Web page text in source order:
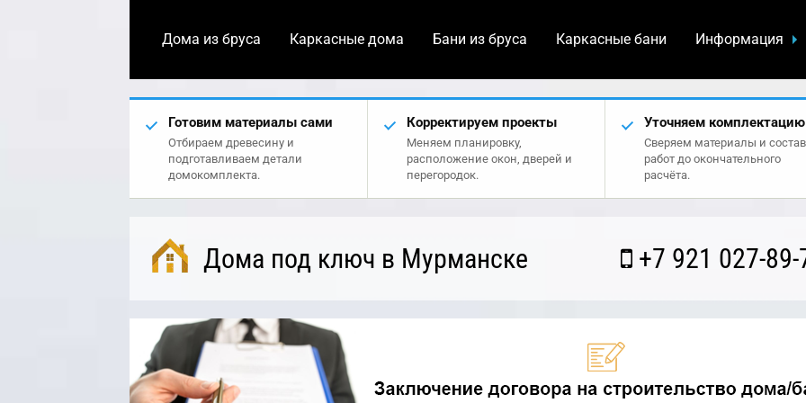
Дома из бруса Каркасные дома Бани из бруса Каркасные бани Информация
Готовим материалы сами
Отбираем древесину и
подготавливаем детали
домокомплекта.
Корректируем проекты
Меняем планировку,
расположение окон, дверей и
перегородок.
Уточняем комплектацию
Сверяем материалы и состав
работ до окончательного
расчёта.
Дома под ключ в Мурманске +7 921 027-89-